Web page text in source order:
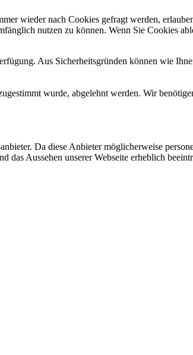
wieder nach Cookies gefragt werden,
nutzen zu können. Wenn Sie Cookies
Aus Sicherheitsgründen können wie
wurde, abgelehnt werden. Wir
Da diese Anbieter möglicherweise
Aussehen unserer Webseite erheblich